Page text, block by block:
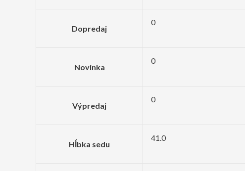
Dopredaj
0
Novinka
0
Výpredaj
0
Hĺbka sedu
41.0